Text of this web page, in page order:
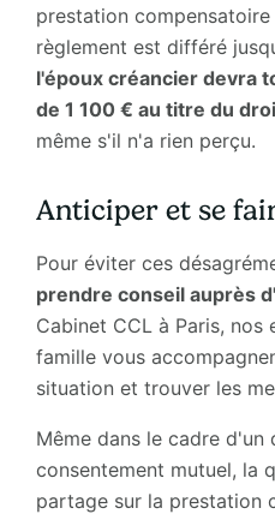
prestation
règlement est différé
l'époux créancier devra
de 1 100 € au titre du
même s'il n'a rien perçu.
Anticiper et se
Pour éviter ces
prendre conseil auprès
Cabinet CCL à Paris,
famille vous
situation et trouver les
Même dans le cadre d'un
consentement mutuel, la
partage sur la prestation